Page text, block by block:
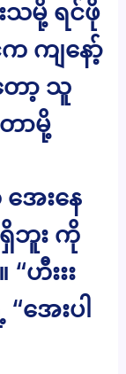
သမို့ ရင်ဖို
ကျနော့်
ာ့ သူ
ာမို့
ေးနေ
ဘူး ကို
“ဟီးးး
အေးပါ